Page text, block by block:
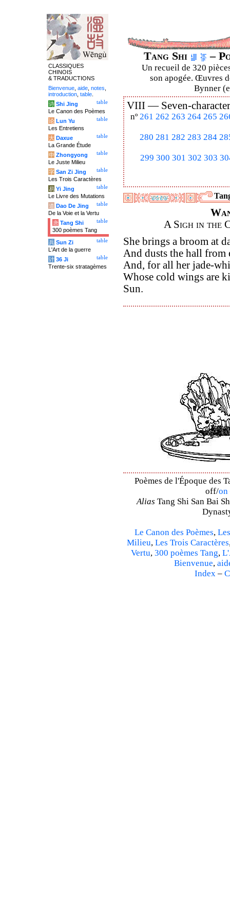
Tang Shi –
Un recueil de 320
son apogée. Œuvres
Bynner
VIII — Seven-
nº 261 262 263 264 265
280 281 282 283 284
299 300 301 302 303
A Sigh in the
She brings a broom at
And dusts the hall
And, for all her jade-
Whose cold wings are
Sun.
Poèmes de l'Époque des
off/on
Alias Tang Shi San Bai
Le Canon des Poèmes,
Milieu, Les Trois Caractères
Vertu, 300 poèmes Tang,
Bienvenue,
Index–
CLASSIQUES
CHINOIS
& TRADUCTIONS
Bienvenue aide notes
introduction table
table
诗 Shi Jing
Le Canon des Poèmes
table
论 Lun Yu
Les Entretiens
table
大 Daxue
La Grande Étude
table
中 Zhongyong
Le Juste Milieu
table
字 San Zi Jing
Les Trois Caractères
table
易 Yi Jing
Le Livre des Mutations
table
道 Dao De Jing
De la Voie et la Vertu
table
唐 Tang Shi
300 poèmes Tang
table
兵 Sun Zi
L'Art de la guerre
table
计 36 Ji
Trente-six stratagèmes